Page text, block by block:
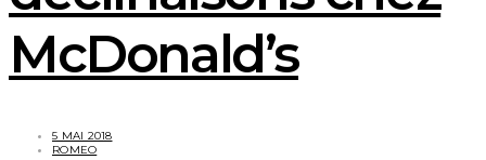
McDonald’s
5 MAI 2018
ROMEO